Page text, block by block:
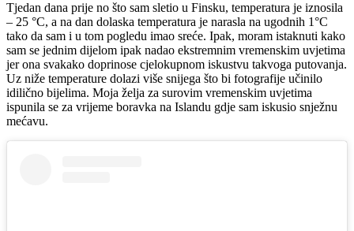
Tjedan dana prije no što sam sletio u Finsku, temperatura je iznosila
– 25 °C, a na dan dolaska temperatura je narasla na ugodnih 1°C
tako da sam i u tom pogledu imao sreće. Ipak, moram istaknuti kako
sam se jednim dijelom ipak nadao ekstremnim vremenskim uvjetima
jer ona svakako doprinose cjelokupnom iskustvu takvoga putovanja.
Uz niže temperature dolazi više snijega što bi fotografije učinilo
idilično bijelima. Moja želja za surovim vremenskim uvjetima
ispunila se za vrijeme boravka na Islandu gdje sam iskusio snježnu
mećavu.